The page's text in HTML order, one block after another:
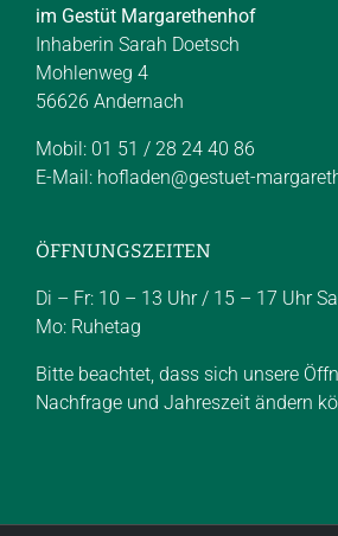
im Gestüt Margarethenhof
Inhaberin Sarah Doetsch
Mohlenweg 4
56626 Andernach
Mobil: 01 51 / 28 24 40 86
E-Mail: hofladen@gestuet-
ÖFFNUNGSZEITEN
Di – Fr: 10 – 13 Uhr / 15 – 17 Uhr
Mo: Ruhetag
Bitte beachtet, dass sich unsere
Nachfrage und Jahreszeit ändern